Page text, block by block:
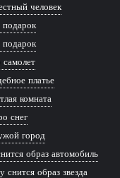
человек
платье
комната
снег
город
образ автомобиль
снится образ звезда